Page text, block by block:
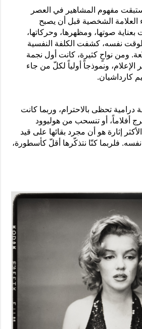
مفهوم المشاهير في العصر
العلامة الشخصية قبل أن يصبح
صوتها، ومظهرها، وحركاتها،
نفسه، كشفت الكلفة النفسية
ومن نواحٍ كثيرة، كانت أول نجمة
ونموذجاً أولياً لكلّ من جاء
كارداشيان.
درامية تحظى بالاحترام، وربما كانت
أفلاماً، أو تنسحب من هوليوود
إثارة هو أن مجرد بقائها على قيد
نفسه. فلربما كنّا نتذكّرها أقلّ كأسطورة،